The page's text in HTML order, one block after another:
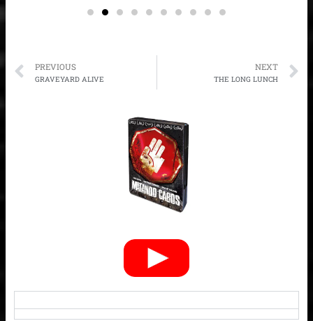
PREVIOUS
GRAVEYARD ALIVE
NEXT
THE LONG LUNCH